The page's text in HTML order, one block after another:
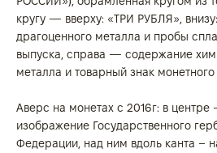
кругу — вверху: «ТРИ РУБЛЯ»,
драгоценного металла и пробы
выпуска, справа — содержание
металла и товарный знак монетного
Аверс на монетах с 2016г: в
изображение Государственного
Федерации, над ним вдоль канта –